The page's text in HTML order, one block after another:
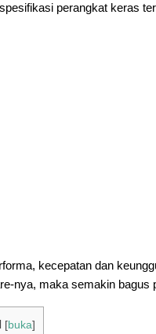
perangkat keras
kecepatan dan
nya, maka semakin bagus
[buka]